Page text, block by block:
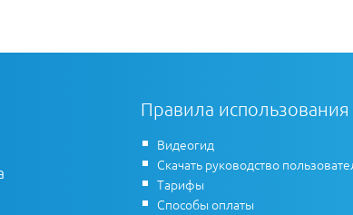
Правила использования
Видеогид
Скачать руководство
Тарифы
Способы оплаты